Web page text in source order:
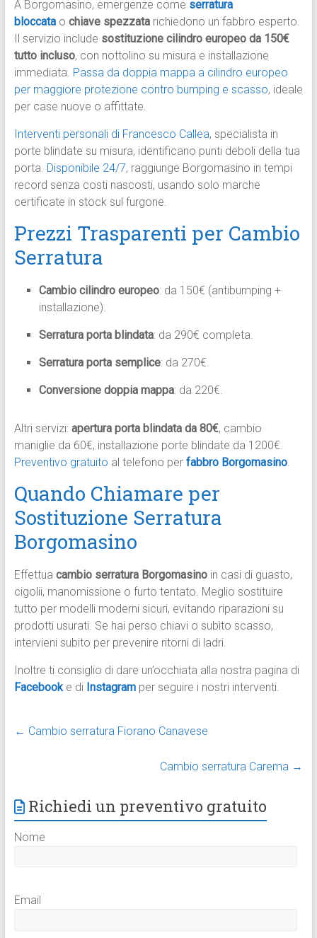
A Borgomasino, emergenze come serratura
bloccatao chiave spezzatarichiedono un fabbro esperto.
Il servizio include sostituzione cilindro europeo da 150€
tutto incluso, con nottolino su misura e installazione
immediata. Passa da doppia mappa a cilindro europeo
per maggiore protezione contro bumping e scasso, ideale
per case nuove o affittate.​
Interventi personali di Francesco Callea, specialista in
porte blindate su misura, identificano punti deboli della tua
porta. Disponibile 24/7, raggiunge Borgomasino in tempi
record senza costi nascosti, usando solo marche
certificate in stock sul furgone.​
Prezzi Trasparenti per Cambio
Serratura
Cambio cilindro europeo: da 150€ (antibumping +
installazione).​
Serratura porta blindata: da 290€ completa.​
Serratura porta semplice: da 270€.​
Conversione doppia mappa: da 220€.​
Altri servizi: apertura porta blindata da 80€, cambio
maniglie da 60€, installazione porte blindate da 1200€.
Preventivo gratuito al telefono per fabbro Borgomasino.​
Quando Chiamare per
Sostituzione Serratura
Borgomasino
Effettua cambio serratura Borgomasinoin casi di guasto,
cigolii, manomissione o furto tentato. Meglio sostituire
tutto per modelli moderni sicuri, evitando riparazioni su
prodotti usurati. Se hai perso chiavi o subìto scasso,
intervieni subito per prevenire ritorni di ladri.
Inoltre ti consiglio di dare un’occhiata alla nostra pagina di
Facebook e di Instagram per seguire i nostri interventi.
← Cambio serratura Fiorano Canavese
Cambio serratura Carema →
Richiedi un preventivo gratuito
Nome
Email